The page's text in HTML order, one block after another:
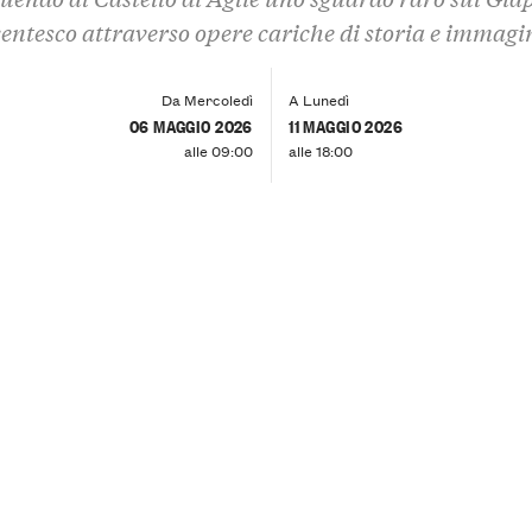
attraverso opere cariche di storia e
Da Mercoledì
06 MAGGIO 2026
alle 09:00
A Lunedì
11 MAGGIO 2026
alle 18:00